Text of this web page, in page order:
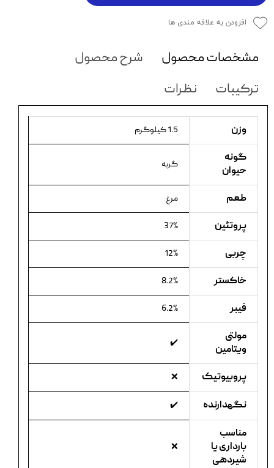
افزودن به علاقه مندی ها
مشخصات محصول
شرح محصول
ترکیبات
نظرات
وزن 1.5 کیلوگرم
گونه
حیوان
گربه
طعم مرغ
پروتئین 37%
چربی 12%
خاکستر 8.2%
فیبر 6.2%
مولتی
ویتامین
✔️
پروبیوتیک ❌
نگهدارنده ✔️
مناسب
بارداری یا
شیردهی
❌